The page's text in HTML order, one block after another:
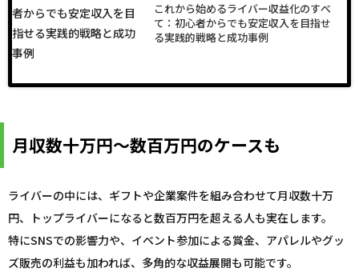
これから始めるライバー収益化のすべ
て：初心者からでも安定収入を目指せ
る実践的戦略と成功事例
月収数十万円〜数百万円のケースも
ライバーの中には、ギフトや企業案件を組み合わせて月収数十万
円、トップライバーになると数百万円を超える人も実在します。
特にSNSでの影響力や、イベント参加による賞金、アパレルやグッ
ズ販売の利益も加われば、多角的な収益展開も可能です。